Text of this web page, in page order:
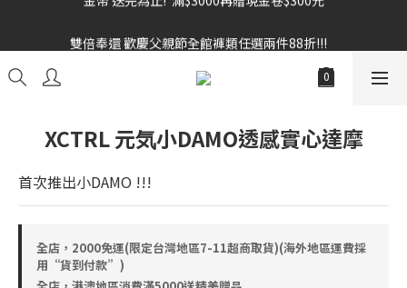
XCTRL 元気小DAMO透感實心達摩
首次推出小DAMO !!!
全店，2000免運(限定台灣地區7-11超商取貨)(海外地區運費採
用“貨到付款”)